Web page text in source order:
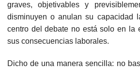
graves, objetivables y
disminuyen o anulan su capacidad
centro del debate no está solo en la
sus consecuencias laborales.
Dicho de una manera sencilla: no